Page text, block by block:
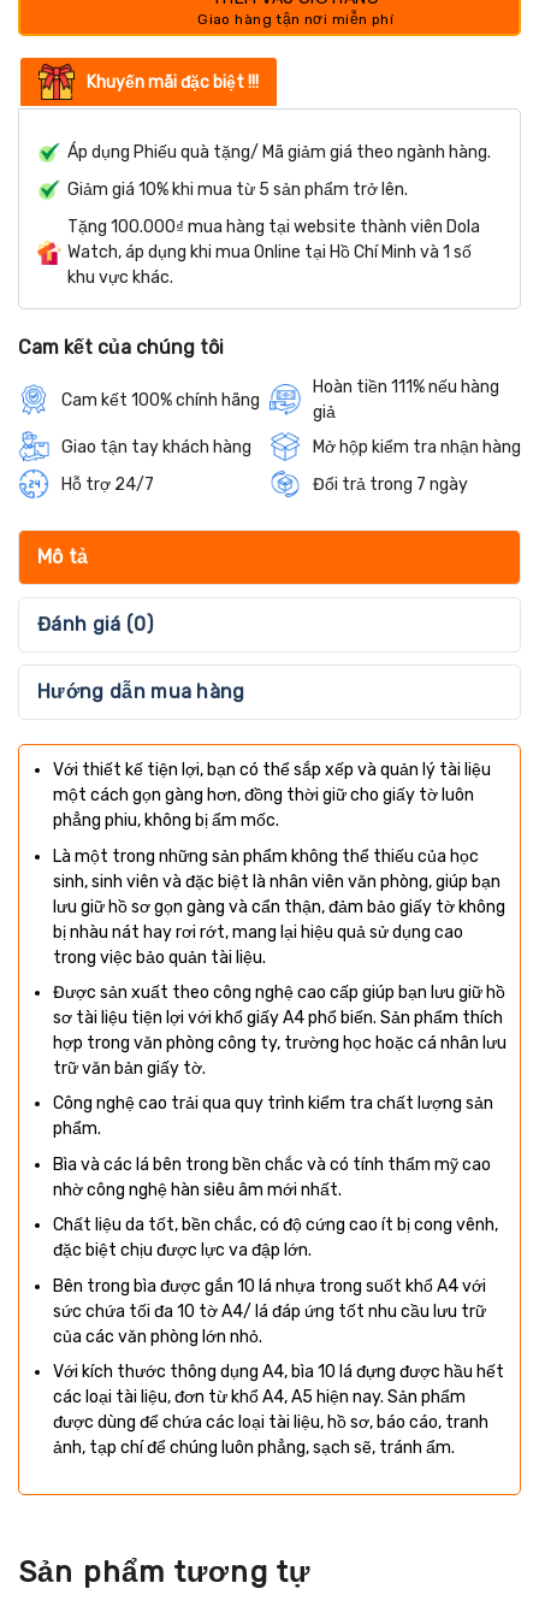
Khuyến mãi đặc biệt !!!
Áp dụng Phiếu quà tặng/ Mã giảm giá theo ngành hàng.
Giảm giá 10% khi mua từ 5 sản phẩm trở lên.
Tặng 100.000₫ mua hàng tại website thành viên Dola
Watch, áp dụng khi mua Online tại Hồ Chí Minh và 1 số
khu vực khác.
Cam kết của chúng tôi
Cam kết 100% chính hãng
Hoàn tiền 111% nếu hàng
giả
Giao tận tay khách hàng
Mở hộp kiểm tra nhận hàng
Hỗ trợ 24/7
Đổi trả trong 7 ngày
Mô tả
Đánh giá (0)
Hướng dẫn mua hàng
Với thiết kế tiện lợi, bạn có thể sắp xếp và quản lý tài liệu
một cách gọn gàng hơn, đồng thời giữ cho giấy tờ luôn
phẳng phiu, không bị ẩm mốc.
Là một trong những sản phẩm không thể thiếu của học
sinh, sinh viên và đặc biệt là nhân viên văn phòng, giúp bạn
lưu giữ hồ sơ gọn gàng và cẩn thận, đảm bảo giấy tờ không
bị nhàu nát hay rơi rớt, mang lại hiệu quả sử dụng cao
trong việc bảo quản tài liệu.
Được sản xuất theo công nghệ cao cấp giúp bạn lưu giữ hồ
sơ tài liệu tiện lợi với khổ giấy A4 phổ biến. Sản phẩm thích
hợp trong văn phòng công ty, trường học hoặc cá nhân lưu
trữ văn bản giấy tờ.
Công nghệ cao trải qua quy trình kiểm tra chất lượng sản
phẩm.
Bìa và các lá bên trong bền chắc và có tính thẩm mỹ cao
nhờ công nghệ hàn siêu âm mới nhất.
Chất liệu da tốt, bền chắc, có độ cứng cao ít bị cong vênh,
đặc biệt chịu được lực va đập lớn.
Bên trong bìa được gắn 10 lá nhựa trong suốt khổ A4 với
sức chứa tối đa 10 tờ A4/ lá đáp ứng tốt nhu cầu lưu trữ
của các văn phòng lớn nhỏ.
Với kích thước thông dụng A4, bìa 10 lá đựng được hầu hết
các loại tài liệu, đơn từ khổ A4, A5 hiện nay. Sản phẩm
được dùng để chứa các loại tài liệu, hồ sơ, báo cáo, tranh
ảnh, tạp chí để chúng luôn phẳng, sạch sẽ, tránh ẩm.
Sản phẩm tương tự